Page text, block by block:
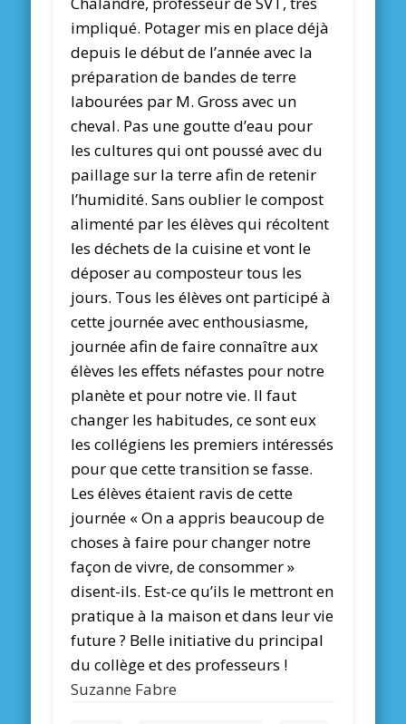
impliqué. Potager mis en place déjà
depuis le début de l’année avec la
préparation de bandes de terre
labourées par M. Gross avec un
cheval. Pas une goutte d’eau pour
les cultures qui ont poussé avec du
paillage sur la terre afin de retenir
l’humidité. Sans oublier le compost
alimenté par les élèves qui récoltent
les déchets de la cuisine et vont le
déposer au composteur tous les
jours. Tous les élèves ont participé à
cette journée avec enthousiasme,
journée afin de faire connaître aux
élèves les effets néfastes pour notre
planète et pour notre vie. Il faut
changer les habitudes, ce sont eux
les collégiens les premiers intéressés
pour que cette transition se fasse.
Les élèves étaient ravis de cette
journée « On a appris beaucoup de
choses à faire pour changer notre
façon de vivre, de consommer »
disent-ils. Est-ce qu’ils le mettront en
pratique à la maison et dans leur vie
future ? Belle initiative du principal
du collège et des professeurs !
Suzanne Fabre